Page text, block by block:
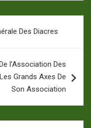
Des Diacres
l’Association Des
Grands Axes De
Son Association